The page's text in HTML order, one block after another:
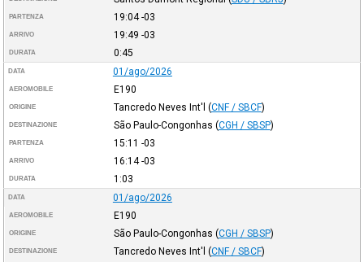
PARTENZA 19:04-03
ARRIVO 19:49 -03
DURATA 0:45
DATA 01/ago/2026
AEROMOBILE E190
ORIGINE Tancredo Neves Int'l (CNF / SBCF)
DESTINAZIONE São Paulo-Congonhas (CGH / SBSP)
PARTENZA 15:11 -03
ARRIVO 16:14-03
DURATA 1:03
DATA 01/ago/2026
AEROMOBILE E190
ORIGINE São Paulo-Congonhas (CGH / SBSP)
DESTINAZIONE Tancredo Neves Int'l (CNF / SBCF)